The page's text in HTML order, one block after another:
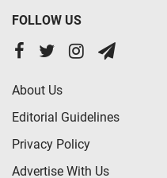
FOLLOW US
About Us
Editorial Guidelines
Privacy Policy
Advertise With Us